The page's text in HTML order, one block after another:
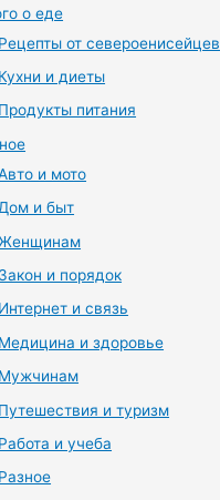
о еде
Рецепты от североенисейцев
Кухни и диеты
Продукты питания
и мото
Дом и быт
Закон и порядок
Интернет и связь
Медицина и здоровье
Мужчинам
Путешествия и туризм
Работа и учеба
Разное